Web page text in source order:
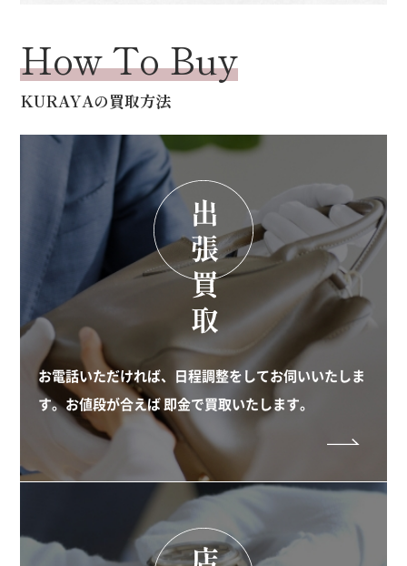
How To Buy
KURAYAの買取方法
お電話いただければ、日程調整をしてお伺いいたしま
す。お値段が合えば 即金で買取いたします。